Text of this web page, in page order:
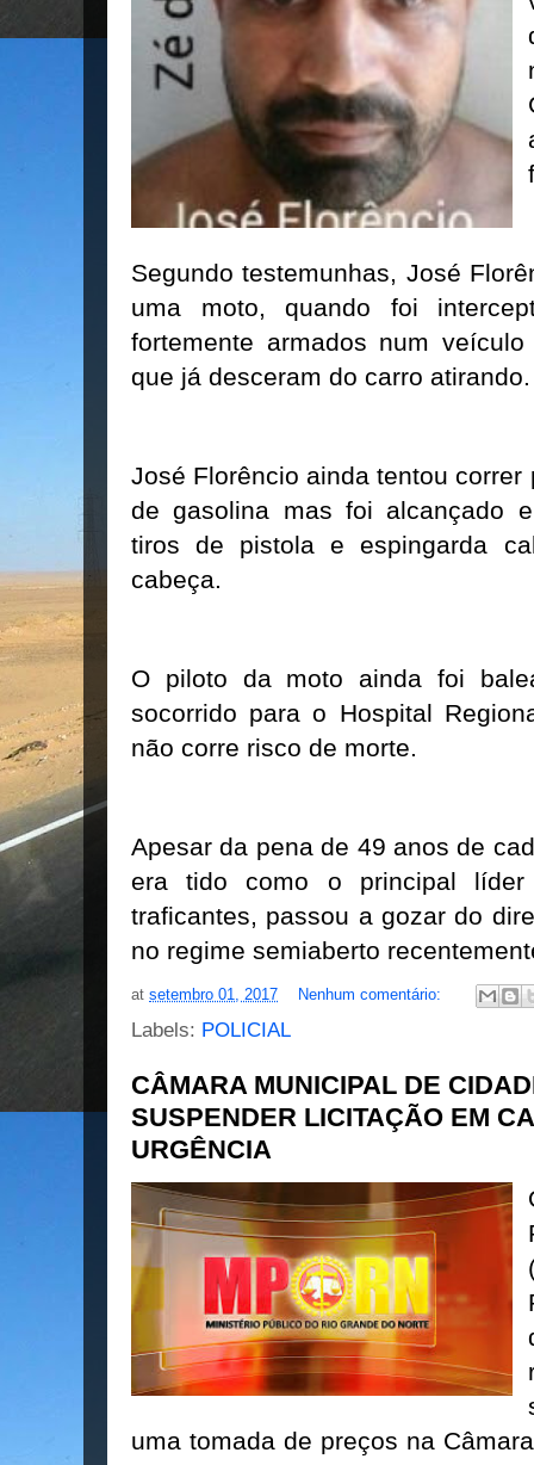
Segundo testemunhas, José
uma moto, quando foi
fortemente armados num
que já desceram do carro atirando.
José Florêncio ainda tentou
de gasolina mas foi alcançado
tiros de pistola e espingarda
cabeça.
O piloto da moto ainda foi
socorrido para o Hospital
não corre risco de morte.
Apesar da pena de 49 anos de
era tido como o principal
traficantes, passou a gozar do
no regime semiaberto
at setembro 01, 2017 Nenhum comentário:
Labels: POLICIAL
CÂMARA MUNICIPAL DE
SUSPENDER LICITAÇÃO EM
URGÊNCIA
uma tomada de preços na